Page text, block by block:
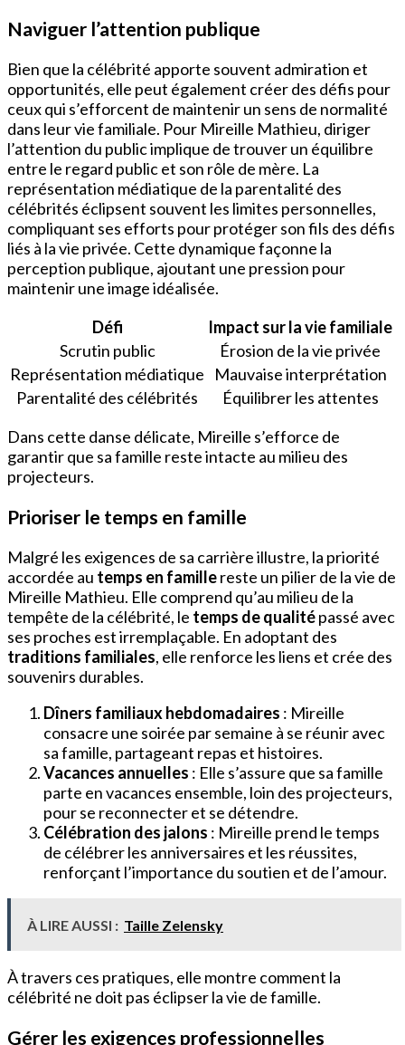
Naviguer l’attention publique
Bien que la célébrité apporte souvent admiration et
opportunités, elle peut également créer des défis pour
ceux qui s’efforcent de maintenir un sens de normalité
dans leur vie familiale. Pour Mireille Mathieu, diriger
l’attention du public implique de trouver un équilibre
entre le regard public et son rôle de mère. La
représentation médiatique de la parentalité des
célébrités éclipsent souvent les limites personnelles,
compliquant ses efforts pour protéger son fils des défis
liés à la vie privée. Cette dynamique façonne la
perception publique, ajoutant une pression pour
maintenir une image idéalisée.
Défi
Impact sur la vie familiale
Scrutin public
Érosion de la vie privée
Représentation médiatique
Mauvaise interprétation
Parentalité des célébrités
Équilibrer les attentes
Dans cette danse délicate, Mireille s’efforce de
garantir que sa famille reste intacte au milieu des
projecteurs.
Prioriser le temps en famille
Malgré les exigences de sa carrière illustre, la priorité
accordée au temps en famillereste un pilier de la vie de
Mireille Mathieu. Elle comprend qu’au milieu de la
tempête de la célébrité, le temps de qualitépassé avec
ses proches est irremplaçable. En adoptant des
traditions familiales, elle renforce les liens et crée des
souvenirs durables.
Dîners familiaux hebdomadaires : Mireille
consacre une soirée par semaine à se réunir avec
sa famille, partageant repas et histoires.
Vacances annuelles : Elle s’assure que sa famille
parte en vacances ensemble, loin des projecteurs,
pour se reconnecter et se détendre.
Célébration des jalons : Mireille prend le temps
de célébrer les anniversaires et les réussites,
renforçant l’importance du soutien et de l’amour.
À LIRE AUSSI : Taille Zelensky
À travers ces pratiques, elle montre comment la
célébrité ne doit pas éclipser la vie de famille.
Gérer les exigences professionnelles